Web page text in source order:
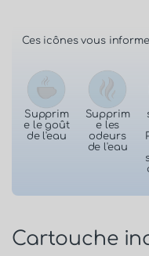
Ces icônes vous
Supprim
e le goût
de l'eau
Supprim
e les
odeurs
de l'eau
Cartouche